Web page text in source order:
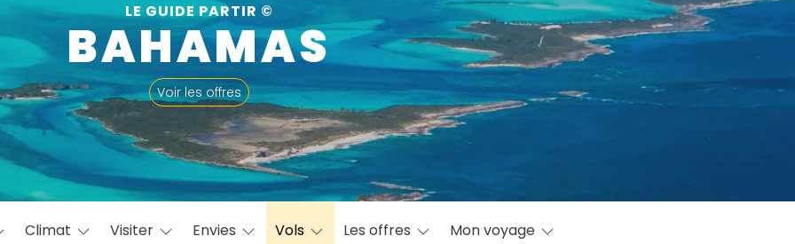
LE GUIDE PARTIR ©
BAHAMAS
Voir les offres
Climat Visiter Envies Vols Les offres Mon voyage
mois
Février Mars Avril Juin Juillet Août
Septembre
Novembre Décembre